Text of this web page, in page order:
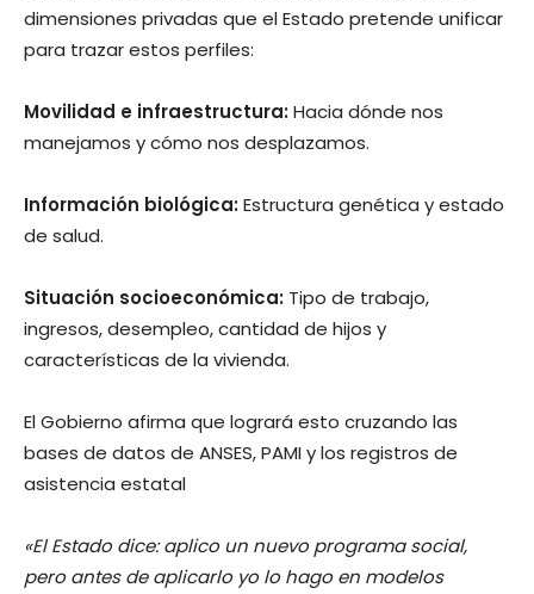
dimensiones privadas que el Estado pretende unificar
para trazar estos perfiles:
Movilidad e infraestructura:Hacia dónde nos
manejamos y cómo nos desplazamos.
Información biológica:Estructura genética y estado
de salud.
Situación socioeconómica: Tipo de trabajo,
ingresos, desempleo, cantidad de hijos y
características de la vivienda.
El Gobierno afirma que logrará esto cruzando las
bases de datos de ANSES, PAMI y los registros de
asistencia estatal
«El Estado dice: aplico un nuevo programa social,
pero antes de aplicarlo yo lo hago en modelos